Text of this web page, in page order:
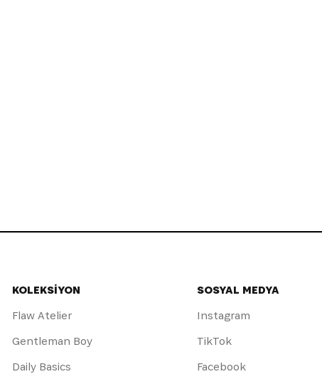
KOLEKSİYON
Flaw Atelier
Gentleman Boy
Daily Basics
SOSYAL MEDYA
Instagram
TikTok
Facebook